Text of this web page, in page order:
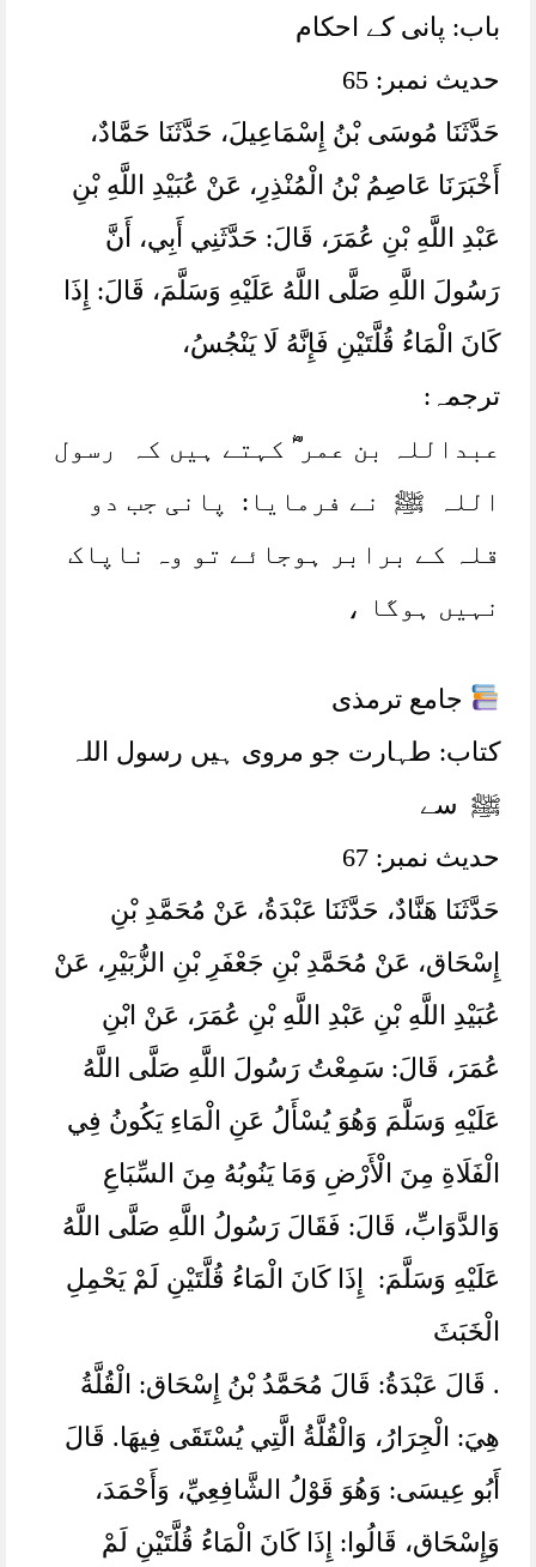
باب: پانی کے احکام
حدیث نمبر: 65
حَدَّثَنَا مُوسَى بْنُ إِسْمَاعِيلَ، ‏‏‏‏‏‏حَدَّثَنَا حَمَّادٌ،
‏‏‏‏‏‏أَخْبَرَنَا عَاصِمُ بْنُ الْمُنْذِرِ، ‏‏‏‏‏‏عَنْ عُبَيْدِ اللَّهِ بْنِ
عَبْدِ اللَّهِ بْنِ عُمَرَ، ‏‏‏‏‏‏قَالَ:‏‏‏‏ حَدَّثَنِي أَبِي، ‏‏‏‏‏‏أَنَّ
رَسُولَ اللَّهِ صَلَّى اللَّهُ عَلَيْهِ وَسَلَّمَ، ‏‏‏‏‏‏قَالَ:‏‏‏‏ إِذَا
كَانَ الْمَاءُ قُلَّتَيْنِ فَإِنَّهُ لَا يَنْجُسُ، ‏‏‏‏‏‏
ترجمہ:
عبداللہ بن عمر ؓ کہتے ہیں کہ رسول
اللہ ﷺ نے فرمایا: پانی جب دو
قلہ کے برابر ہوجائے تو وہ ناپاک
نہیں ہوگا ،
جامع ترمذی
کتاب: طہارت جو مروی ہیں رسول اللہ
ﷺ سے
حدیث نمبر: 67
حَدَّثَنَا هَنَّادٌ، حَدَّثَنَا عَبْدَةُ، عَنْ مُحَمَّدِ بْنِ
إِسْحَاق، عَنْ مُحَمَّدِ بْنِ جَعْفَرِ بْنِ الزُّبَيْرِ، عَنْ
عُبَيْدِ اللَّهِ بْنِ عَبْدِ اللَّهِ بْنِ عُمَرَ، عَنْ ابْنِ
عُمَرَ، قَالَ:‏‏‏‏ سَمِعْتُ رَسُولَ اللَّهِ صَلَّى اللَّهُ
عَلَيْهِ وَسَلَّمَ وَهُوَ يُسْأَلُ عَنِ الْمَاءِ يَكُونُ فِي
الْفَلَاةِ مِنَ الْأَرْضِ وَمَا يَنُوبُهُ مِنَ السِّبَاعِ
وَالدَّوَابِّ، ‏‏‏‏‏‏قَالَ:‏‏‏‏ فَقَالَ رَسُولُ اللَّهِ صَلَّى اللَّهُ
عَلَيْهِ وَسَلَّمَ:‏‏‏‏ إِذَا كَانَ الْمَاءُ قُلَّتَيْنِ لَمْ يَحْمِلِ
الْخَبَثَ
. قَالَ عَبْدَةُ:‏‏‏‏ قَالَ مُحَمَّدُ بْنُ إِسْحَاق:‏‏‏‏ الْقُلَّةُ
هِيَ:‏‏‏‏ الْجِرَارُ، ‏‏‏‏‏‏وَالْقُلَّةُ الَّتِي يُسْتَقَى فِيهَا. قَالَ
أَبُو عِيسَى:‏‏‏‏ وَهُوَ قَوْلُ الشَّافِعِيِّ،‏‏‏‏ وَأَحْمَدَ،‏‏‏‏
وَإِسْحَاق، ‏‏‏‏‏‏قَالُوا:‏‏‏‏ إِذَا كَانَ الْمَاءُ قُلَّتَيْنِ لَمْ